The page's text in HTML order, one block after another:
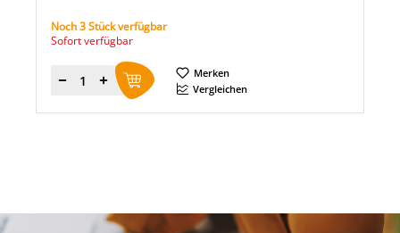
Noch 3 Stück verfügbar
Sofort verfügbar
Menge
Merken
Vergleichen